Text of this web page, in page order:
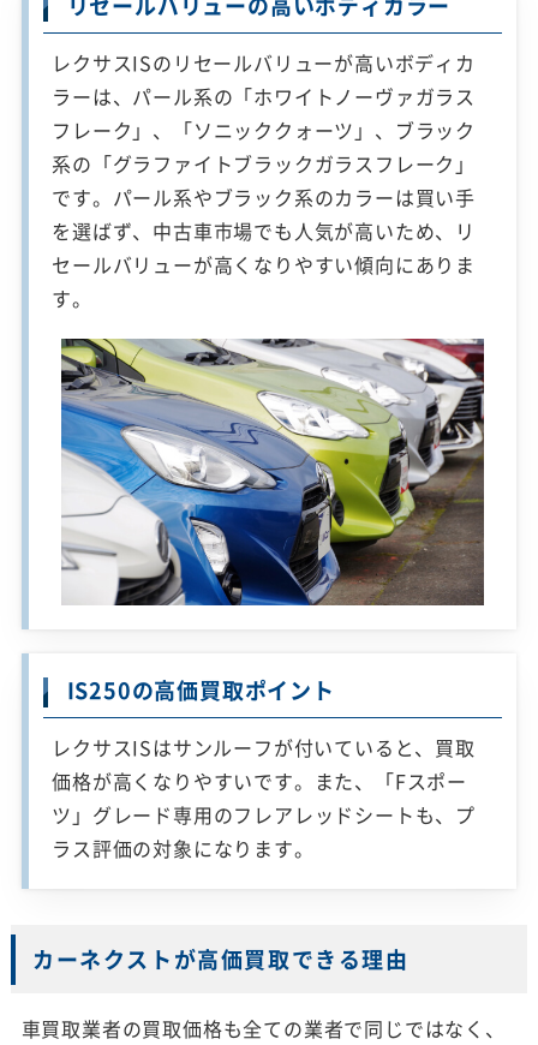
レクサスISのリセールバリューが高いボディカ
ラーは、パール系の「ホワイトノーヴァガラス
フレーク」、「ソニッククォーツ」、ブラック
系の「グラファイトブラックガラスフレーク」
です。パール系やブラック系のカラーは買い手
を選ばず、中古車市場でも人気が高いため、リ
セールバリューが高くなりやすい傾向にありま
す。
IS250の高価買取ポイント
レクサスISはサンルーフが付いていると、買取
価格が高くなりやすいです。また、「Fスポー
ツ」グレード専用のフレアレッドシートも、プ
ラス評価の対象になります。
カーネクストが高価買取できる理由
車買取業者の買取価格も全ての業者で同じではなく、